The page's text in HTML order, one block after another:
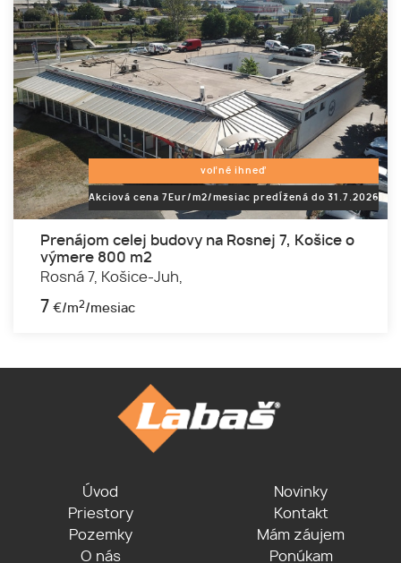
voľné ihneď
Akciová cena 7Eur/m2/mesiac predĺžená do 31.7.2026
Prenájom celej budovy na Rosnej 7, Košice o
výmere 800 m2
Rosná 7, Košice-Juh,
7 €/m2/mesiac
Úvod
Priestory
Pozemky
O nás
Novinky
Kontakt
Mám záujem
Ponúkam